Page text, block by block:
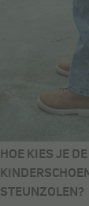
HOE KIES JE
STEUNZOLEN?